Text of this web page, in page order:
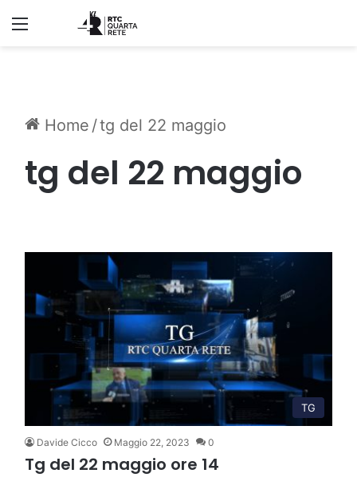
Home /tg del 22 maggio
tg del 22 maggio
TG
Davide Cicco Maggio 22, 2023 0
Tg del 22 maggio ore 14